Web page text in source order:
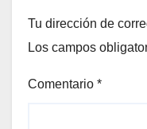
Tu dirección de
Los campos
Comentario *